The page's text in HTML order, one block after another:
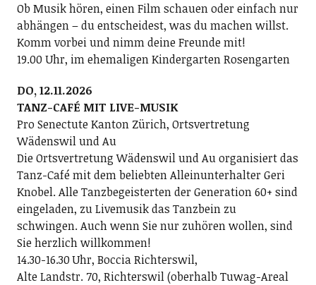
Ob Musik hören, einen Film schauen oder einfach nur
abhängen – du entscheidest, was du machen willst.
Komm vorbei und nimm deine Freunde mit!
19.00 Uhr, im ehemaligen Kindergarten Rosengarten
DO, 12.11.2026
TANZ-CAFÉ MIT LIVE-MUSIK
Pro Senectute Kanton Zürich, Ortsvertretung
Wädenswil und Au
Die Ortsvertretung Wädenswil und Au organisiert das
Tanz-Café mit dem beliebten Alleinunterhalter Geri
Knobel. Alle Tanzbegeisterten der Generation 60+ sind
eingeladen, zu Livemusik das Tanzbein zu
schwingen. Auch wenn Sie nur zuhören wollen, sind
Sie herzlich willkommen!
14.30-16.30 Uhr, Boccia Richterswil,
Alte Landstr. 70, Richterswil (oberhalb Tuwag-Areal